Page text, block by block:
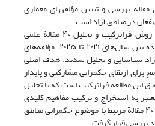
بررسی و تبیین مؤلفه‏های معماری
در مناطق آزاد است.
با استفاده از روش فراترکیب و تحلیل ۴۰ مقالة علمی
بین‌المللی و داخلی منتشرشده بین سال‌های ۲۰۲۱ تا ۲۰۲۵، مؤلفه‌های
شناسایی و تحلیل شدند. هدف اصلی
برای ارتقای حکمرانی مشارکتی و پایدار
این مطالعه فراترکیب است که با تحلیل
به استخراج و ترکیب مفاهیم کلیدی
پرداخته شد. در این زمینه، ۴۰ مقالة مرتبط با موضوع حکمرانی مناطق